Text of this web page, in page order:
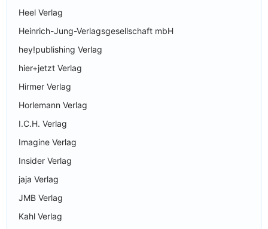
Heel Verlag
Heinrich-Jung-Verlagsgesellschaft mbH
hey!publishing Verlag
hier+jetzt Verlag
Hirmer Verlag
Horlemann Verlag
I.C.H. Verlag
Imagine Verlag
Insider Verlag
jaja Verlag
JMB Verlag
Kahl Verlag